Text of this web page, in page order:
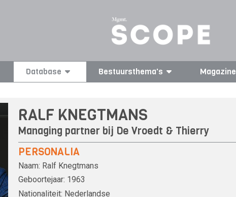
Database Bestuursthema's Magazine
RALF KNEGTMANS
Managing partner bij De Vroedt & Thierry
PERSONALIA
Naam: Ralf Knegtmans
Geboortejaar: 1963
Nationaliteit: Nederlandse